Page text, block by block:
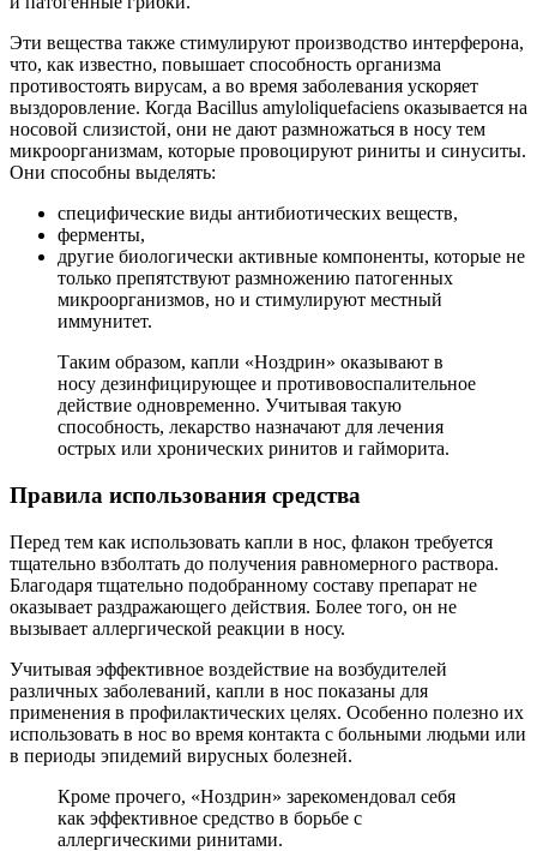
Эти вещества также стимулируют производство интерферона,
что, как известно, повышает способность организма
противостоять вирусам, а во время заболевания ускоряет
выздоровление. Когда Bacillus amyloliquefaciens оказывается на
носовой слизистой, они не дают размножаться в носу тем
микроорганизмам, которые провоцируют риниты и синуситы.
Они способны выделять:
специфические виды антибиотических веществ,
ферменты,
другие биологически активные компоненты, которые не
только препятствуют размножению патогенных
микроорганизмов, но и стимулируют местный
иммунитет.
Таким образом, капли «Ноздрин» оказывают в
носу дезинфицирующее и противовоспалительное
действие одновременно. Учитывая такую
способность, лекарство назначают для лечения
острых или хронических ринитов и гайморита.
Правила использования средства
Перед тем как использовать капли в нос, флакон требуется
тщательно взболтать до получения равномерного раствора.
Благодаря тщательно подобранному составу препарат не
оказывает раздражающего действия. Более того, он не
вызывает аллергической реакции в носу.
Учитывая эффективное воздействие на возбудителей
различных заболеваний, капли в нос показаны для
применения в профилактических целях. Особенно полезно их
использовать в нос во время контакта с больными людьми или
в периоды эпидемий вирусных болезней.
Кроме прочего, «Ноздрин» зарекомендовал себя
как эффективное средство в борьбе с
аллергическими ринитами.